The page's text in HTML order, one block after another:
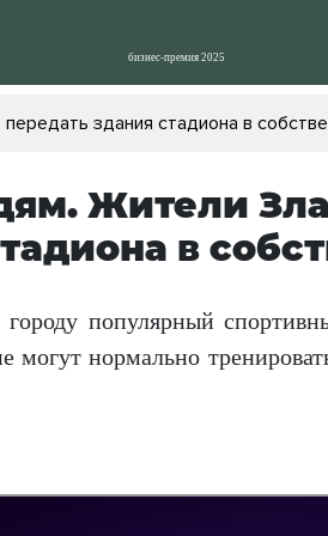
здания стадиона в
Жители
в
популярный
могут нормально